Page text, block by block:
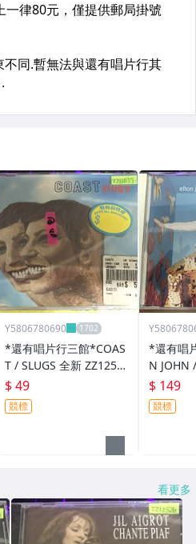
Y5806780690
*還有唱片行三館*COAS
T / SLUGS 全新 ZZ1257
7(競標)
$ 49
競標
*還有唱
N JOHN
ONLY
標)
$ 149
競標
看更多